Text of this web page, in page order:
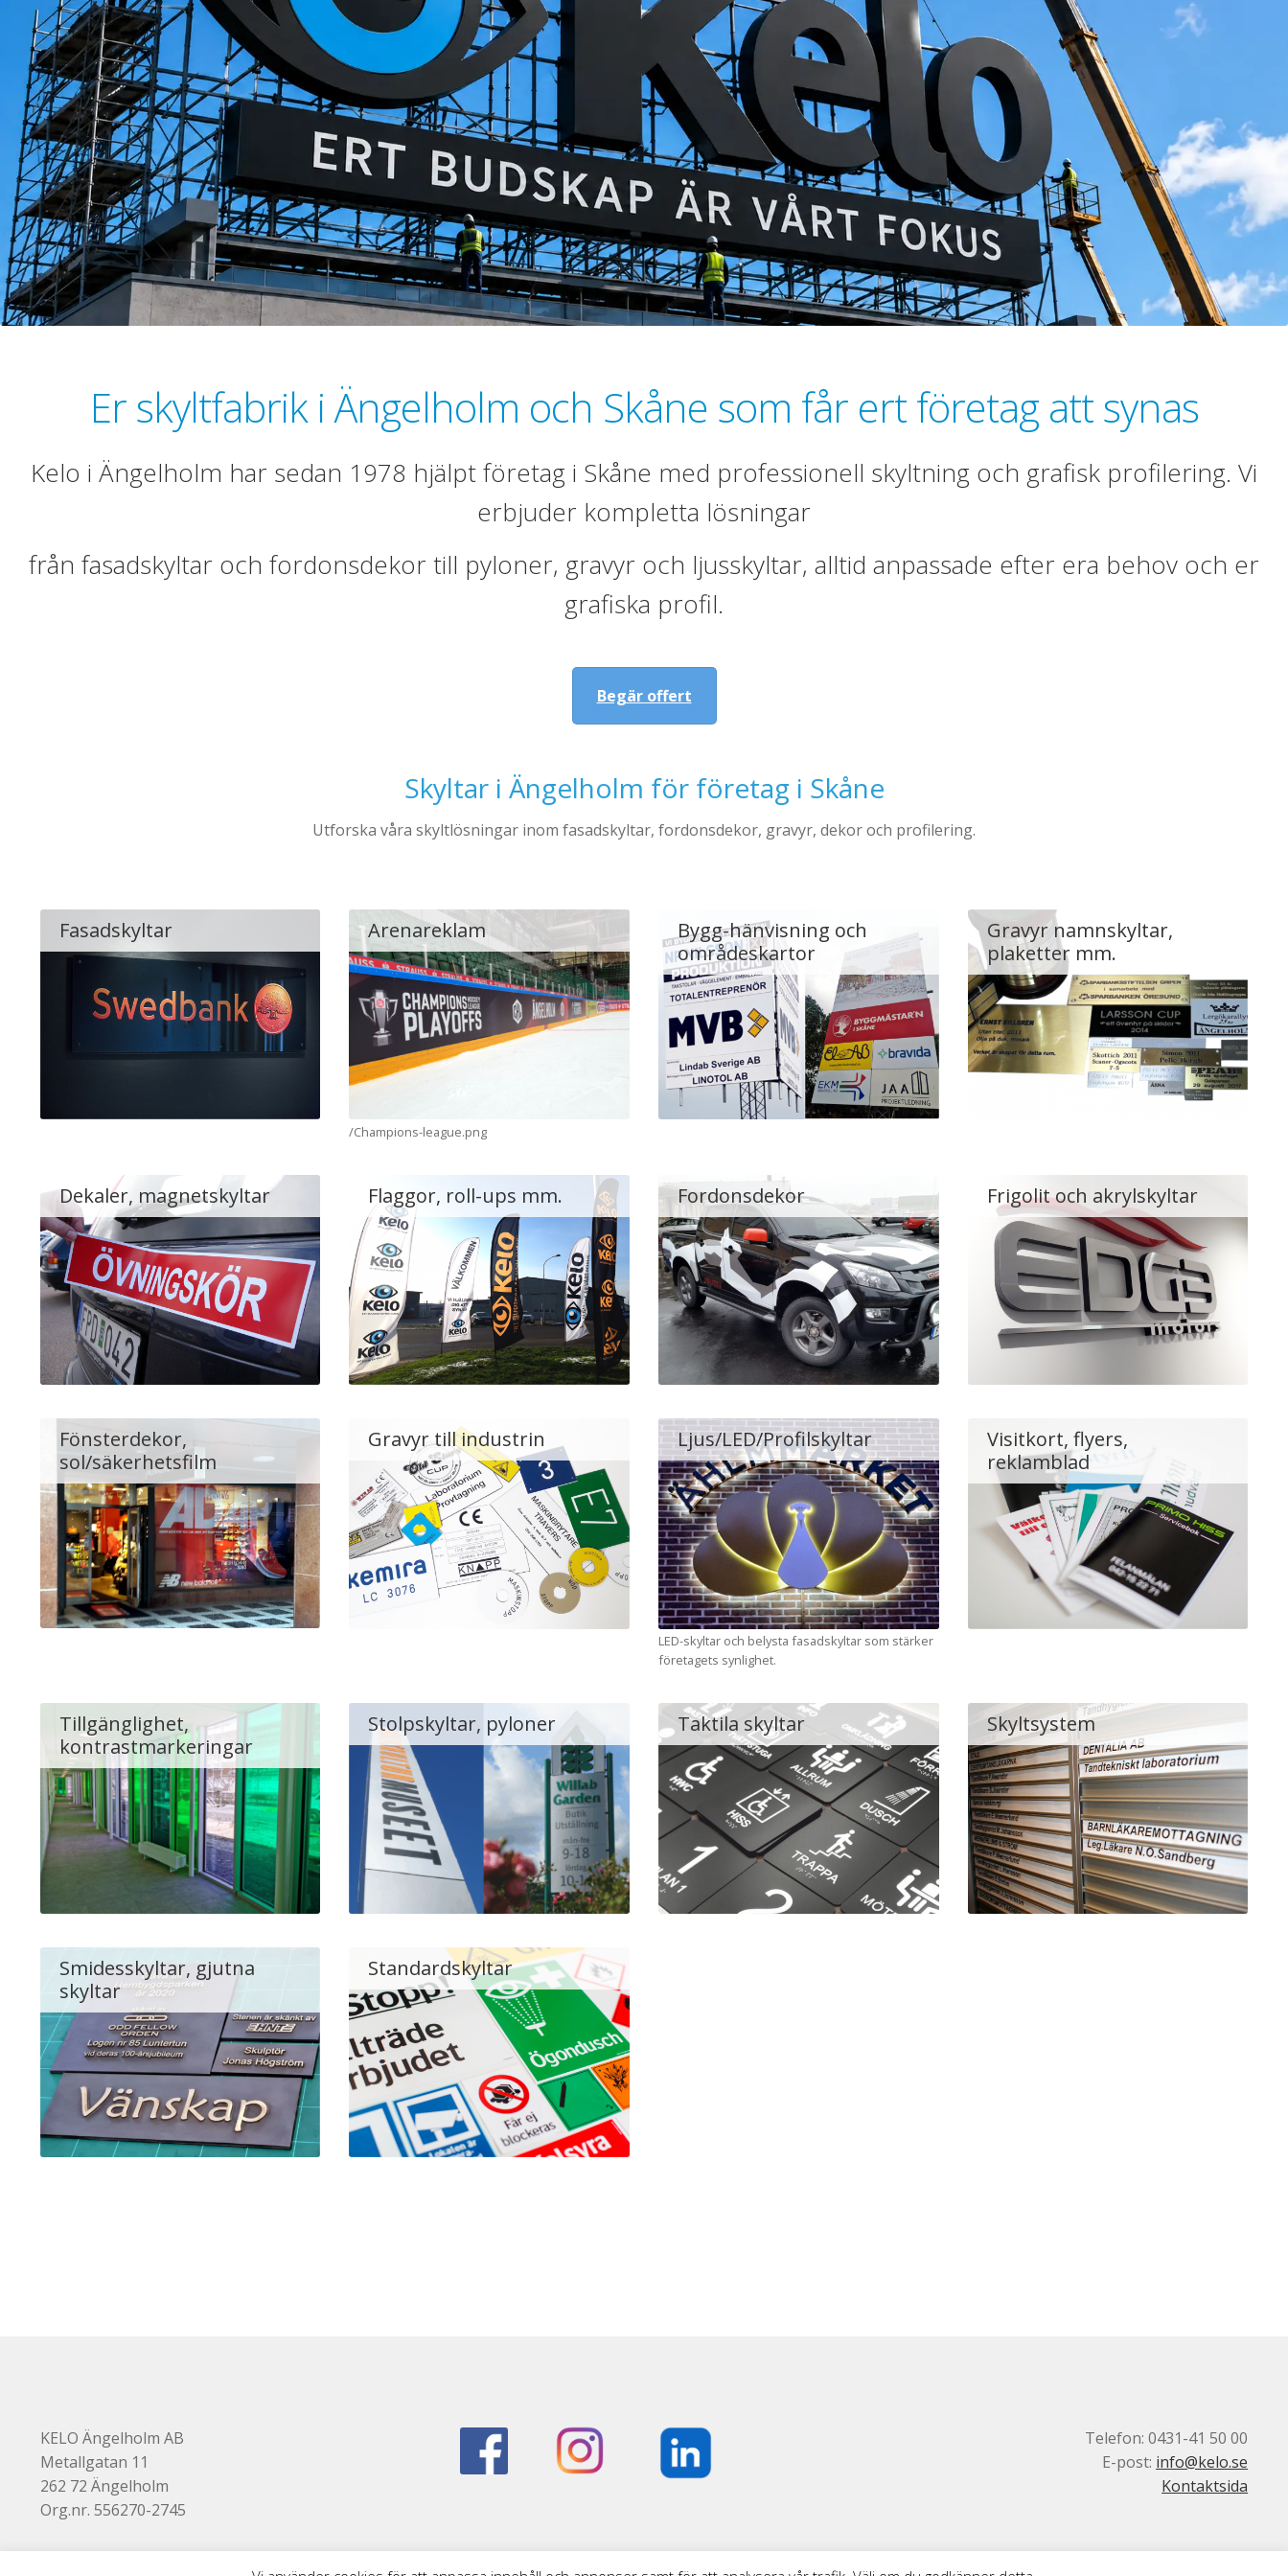
Er skyltfabrik i Ängelholm och Skåne som får ert företag att synas
Kelo i Ängelholm har sedan 1978 hjälpt företag i Skåne med professionell skyltning och grafisk profilering. Vi
erbjuder kompletta lösningar
från fasadskyltar och fordonsdekor till pyloner, gravyr och ljusskyltar, alltid anpassade efter era behov och er
grafiska profil.
Begär offert
Skyltar i Ängelholm för företag i Skåne
Utforska våra skyltlösningar inom fasadskyltar, fordonsdekor, gravyr, dekor och profilering.
Fasadskyltar Arenareklam
/Champions-league.png
Bygg-hänvisning och
områdeskartor
Gravyr namnskyltar,
plaketter mm.
Dekaler, magnetskyltar Flaggor, roll-ups mm. Fordonsdekor Frigolit och akrylskyltar
Fönsterdekor,
sol/säkerhetsfilm
Gravyr till industrin Ljus/LED/Profilskyltar
LED-skyltar och belysta fasadskyltar som stärker
företagets synlighet.
Visitkort, flyers,
reklamblad
Tillgänglighet,
kontrastmarkeringar
Stolpskyltar, pyloner Taktila skyltar Skyltsystem
Smidesskyltar, gjutna
skyltar
Standardskyltar
KELO Ängelholm AB
Metallgatan 11
262 72 Ängelholm
Org.nr. 556270-2745
Telefon: 0431-41 50 00
E-post: info@kelo.se
Kontaktsida